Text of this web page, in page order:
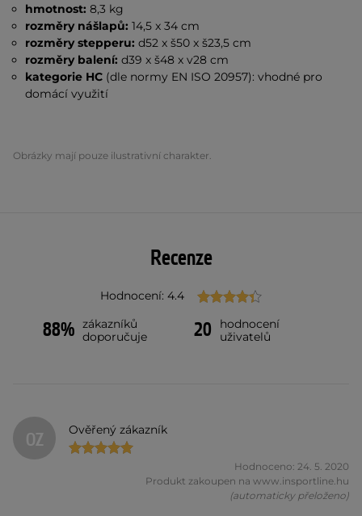
hmotnost: 8,3 kg
rozměry nášlapů:14,5 x 34 cm
rozměry stepperu: d52 x š50 x š23,5 cm
rozměry balení:d39 x š48 x v28 cm
kategorie HC (dle normy EN ISO 20957): vhodné pro
domácí využití
Obrázky mají pouze ilustrativní charakter.
Recenze
Hodnocení: 4.4
88% zákazníků
doporučuje
20
hodnocení
uživatelů
OZ Ověřený zákazník
Hodnoceno: 24. 5. 2020
Produkt zakoupen na www.insportline.hu
(automaticky přeloženo)